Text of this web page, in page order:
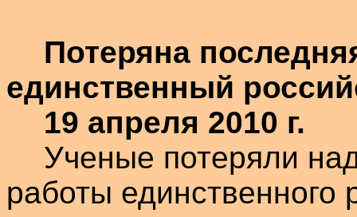
Потеряна
единственный
19 апреля 2010 г.
Ученые потеряли
работы единственного